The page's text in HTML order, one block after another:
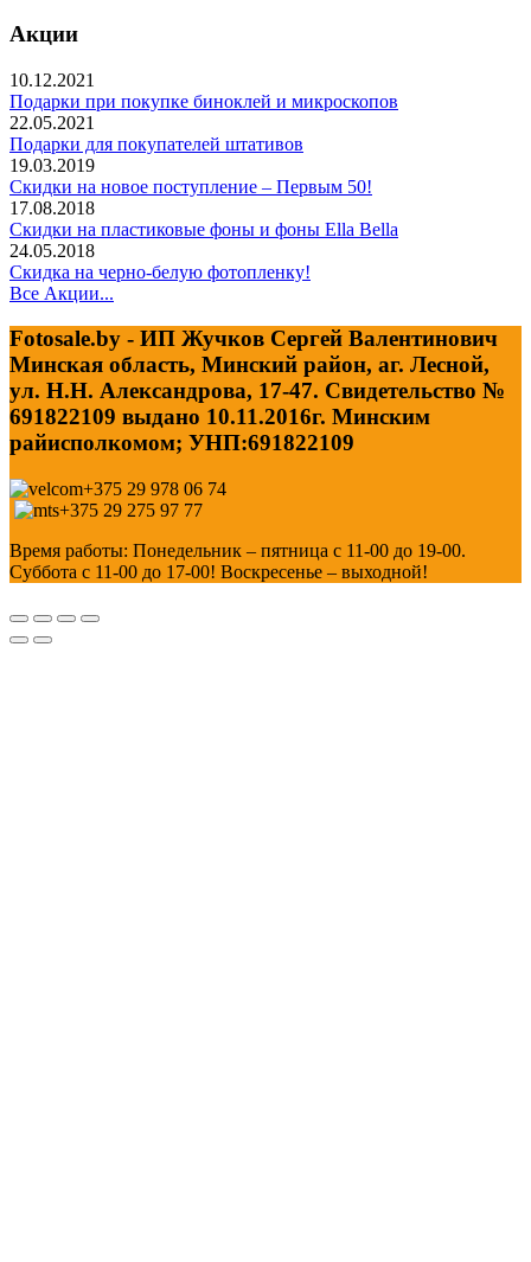
Акции
10.12.2021
Подарки при покупке биноклей и микроскопов
22.05.2021
Подарки для покупателей штативов
19.03.2019
Скидки на новое поступление – Первым 50!
17.08.2018
Скидки на пластиковые фоны и фоны Ella Bella
24.05.2018
Скидка на черно-белую фотопленку!
Все Акции...
Fotosale.by - ИП Жучков Сергей Валентинович
Минская область, Минский район, аг. Лесной,
ул. Н.Н. Александрова, 17-47. Свидетельство №
691822109 выдано 10.11.2016г. Минским
райисполкомом; УНП:691822109
+375 29 978 06 74
+375 29 275 97 77
Время работы: Понедельник – пятница с 11-00 до 19-00.
Суббота с 11-00 до 17-00! Воскресенье – выходной!